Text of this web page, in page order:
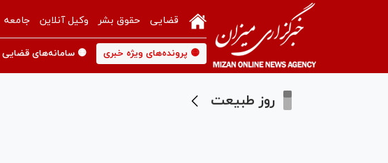
قضایی حقوق بشر وکیل آنلاین جامعه
🟡 پرونده‌های ویژه خبری 🟡 سامانه‌های قضایی
روز طبیعت